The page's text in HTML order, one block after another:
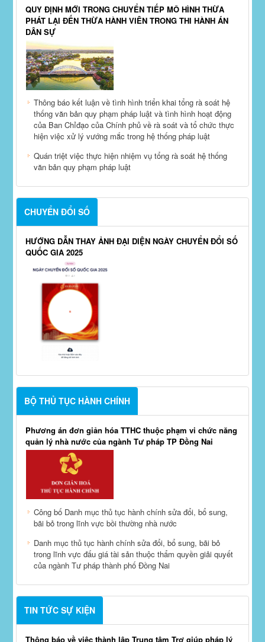
QUY ĐỊNH MỚI TRONG CHUYỂN TIẾP MÔ HÌNH THỪA
PHÁT LẠI ĐẾN THỪA HÀNH VIÊN TRONG THI HÀNH ÁN
DÂN SỰ
Thông báo kết luận về tình hình triển khai tổng rà soát hệ
thống văn bản quy phạm pháp luật và tình hình hoạt động
của Ban Chỉđạo của Chính phủ về rà soát và tổ chức thực
hiện việc xử lý vướng mắc trong hệ thống pháp luật
Quán triệt việc thực hiện nhiệm vụ tổng rà soát hệ thống
văn bản quy phạm pháp luật
CHUYỂN ĐỔI SỐ
HƯỚNG DẪN THAY ẢNH ĐẠI DIỆN NGÀY CHUYỂN ĐỔI SỐ
QUỐC GIA 2025
BỘ THỦ TỤC HÀNH CHÍNH
Phương án đơn giản hóa TTHC thuộc phạm vi chức năng
quản lý nhà nước của ngành Tư pháp TP Đồng Nai
Công bố Danh mục thủ tục hành chính sửa đổi, bổ sung,
bãi bỏ trong lĩnh vực bồi thường nhà nước
Danh mục thủ tục hành chính sửa đổi, bổ sung, bãi bỏ
trong lĩnh vực đấu giá tài sản thuộc thẩm quyền giải quyết
của ngành Tư pháp thành phố Đồng Nai
TIN TỨC SỰ KIỆN
Thông báo về việc thành lập Trung tâm Trợ giúp pháp lý